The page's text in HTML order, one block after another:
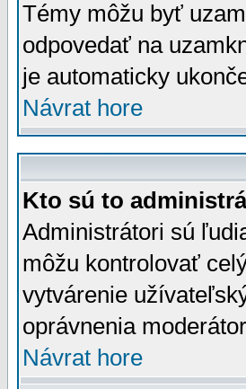
Témy môžu byť
odpovedať na
je automaticky
Návrat hore
Kto sú to
Administrátori sú
môžu kontrolovať
vytvárenie
oprávnenia
Návrat hore